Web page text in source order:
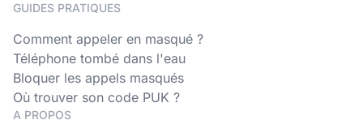
GUIDES PRATIQUES
Comment appeler en masqué ?
Téléphone tombé dans l'eau
Bloquer les appels masqués
Où trouver son code PUK ?
A PROPOS